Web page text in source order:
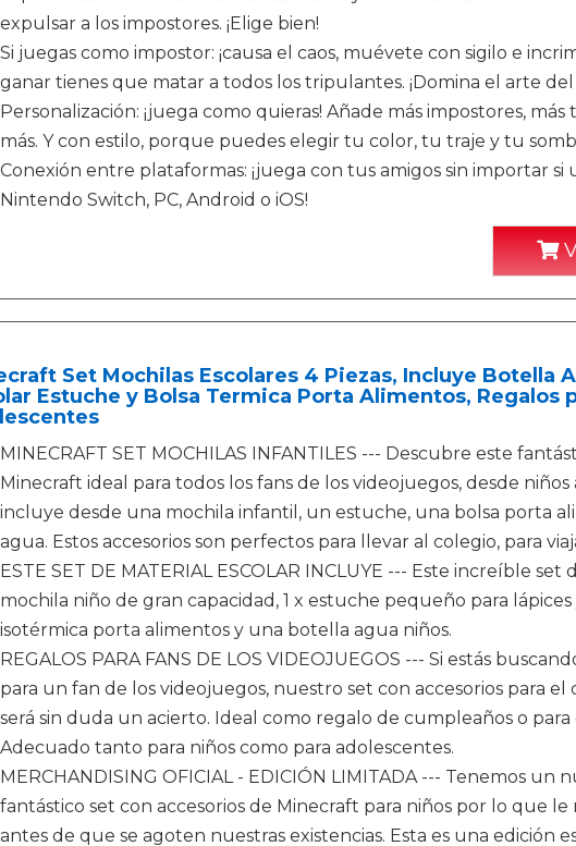
expulsar a los impostores. ¡Elige bien!
Si juegas como impostor: ¡causa el caos, muévete con sigilo e
ganar tienes que matar a todos los tripulantes. ¡Domina el arte del
Personalización: ¡juega como quieras! Añade más impostores,
más. Y con estilo, porque puedes elegir tu color, tu traje y tu
Conexión entre plataformas: ¡juega con tus amigos sin importar si
Nintendo Switch, PC, Android o iOS!
Set Mochilas Escolares 4 Piezas, Incluye Botella
Estuche y Bolsa Termica Porta Alimentos, Regalos
MINECRAFT SET MOCHILAS INFANTILES --- Descubre este
Minecraft ideal para todos los fans de los videojuegos, desde
incluye desde una mochila infantil, un estuche, una bolsa porta
agua. Estos accesorios son perfectos para llevar al colegio, para
ESTE SET DE MATERIAL ESCOLAR INCLUYE --- Este increíble set
mochila niño de gran capacidad, 1 x estuche pequeño para lápices
isotérmica porta alimentos y una botella agua niños.
REGALOS PARA FANS DE LOS VIDEOJUEGOS --- Si estás
para un fan de los videojuegos, nuestro set con accesorios para el
será sin duda un acierto. Ideal como regalo de cumpleaños o
Adecuado tanto para niños como para adolescentes.
MERCHANDISING OFICIAL - EDICIÓN LIMITADA --- Tenemos un
fantástico set con accesorios de Minecraft para niños por lo que
antes de que se agoten nuestras existencias. Esta es una edición